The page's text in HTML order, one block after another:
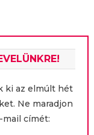
ki az elmúlt hét
Ne maradjon
mail címét: